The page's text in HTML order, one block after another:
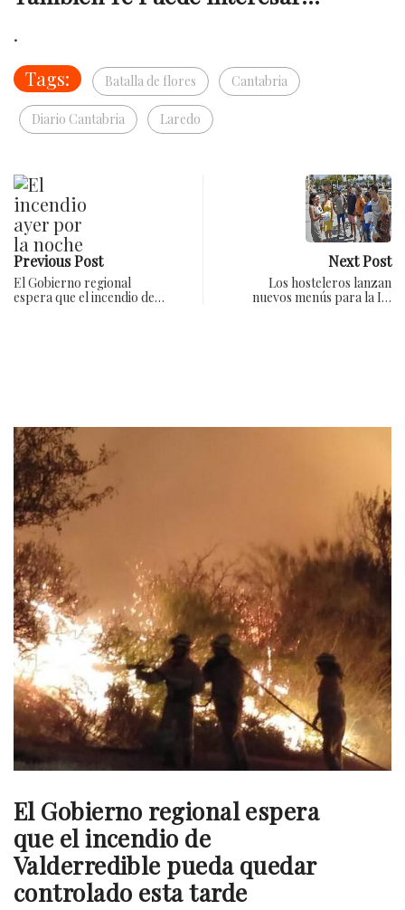
.
Tags:
Batalla de flores Cantabria
Diario Cantabria Laredo
Previous Post
El Gobierno regional
espera que el incendio de…
Next Post
Los hosteleros lanzan
nuevos menús para la I…
El Gobierno regional espera
que el incendio de
Valderredible pueda quedar
controlado esta tarde